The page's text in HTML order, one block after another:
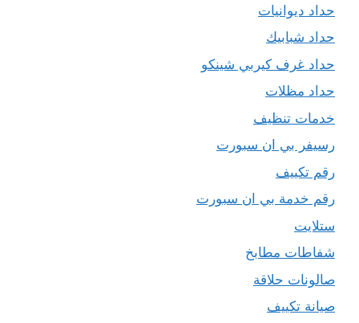
حداد ديوانيات
حداد شبابيك
حداد غرف كيربي شينكو
حداد مظلات
خدمات تنظيف
رسيفر بي ان سبورت
رقم تكييف
رقم خدمة بي ان سبورت
ستلايت
شفاطات مطابخ
صالونات حلاقة
صيانة تكييف